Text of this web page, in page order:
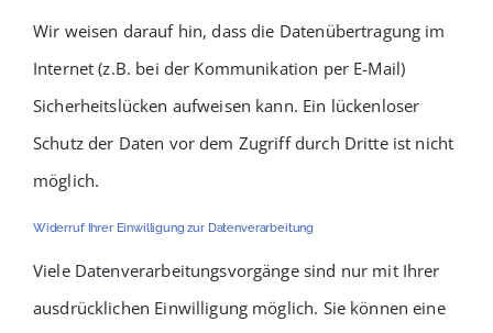
Wir weisen darauf hin, dass die Datenübertragung im
Internet (z.B. bei der Kommunikation per E-Mail)
Sicherheitslücken aufweisen kann. Ein lückenloser
Schutz der Daten vor dem Zugriff durch Dritte ist nicht
möglich.
Widerruf Ihrer Einwilligung zur Datenverarbeitung
Viele Datenverarbeitungsvorgänge sind nur mit Ihrer
ausdrücklichen Einwilligung möglich. Sie können eine